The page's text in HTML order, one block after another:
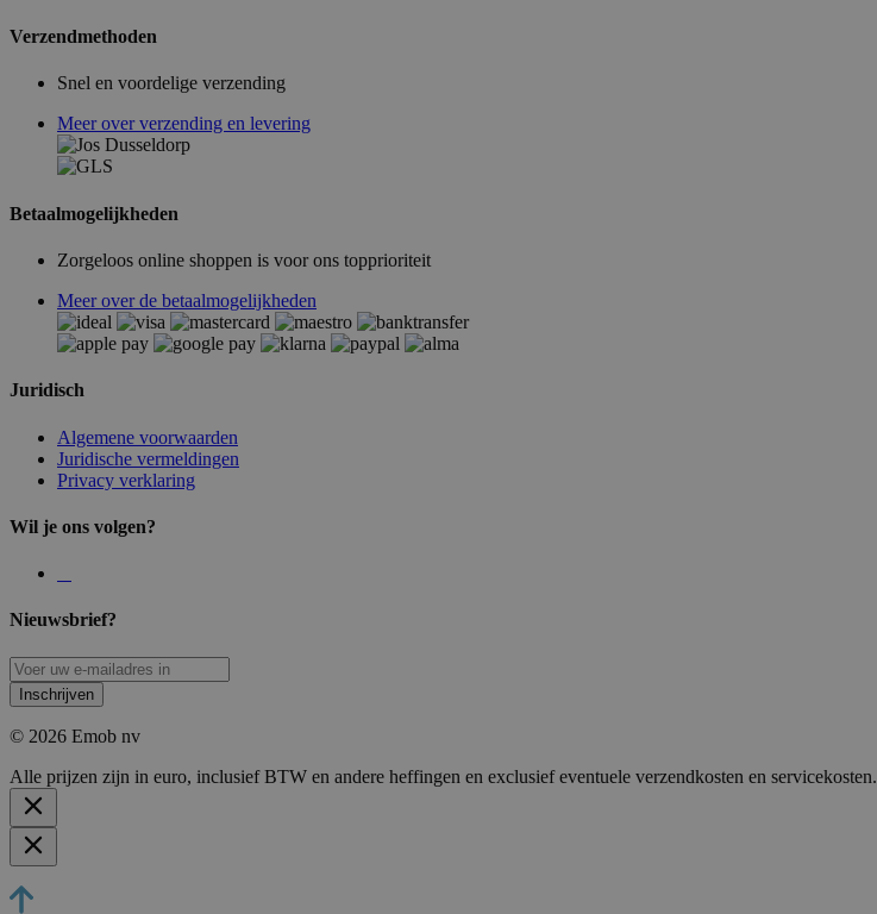
Verzendmethoden
Snel en voordelige verzending
Meer over verzending en levering
Betaalmogelijkheden
Zorgeloos online shoppen is voor ons topprioriteit
Meer over de betaalmogelijkheden
Juridisch
Algemene voorwaarden
Juridische vermeldingen
Privacy verklaring
Wil je ons volgen?
Nieuwsbrief?
Inschrijven
© 2026 Emob nv
Alle prijzen zijn in euro, inclusief BTW en andere heffingen en exclusief eventuele verzendkosten en servicekosten.